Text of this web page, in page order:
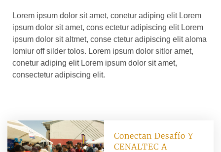
Lorem ipsum dolor sit amet, conetur adiping elit Lorem
ipsum dolor sit amet, cons ectetur adipiscing elit Lorem
ipsum dolor sit altmet, conse ctetur adipiscing elit aloma
lomiur off silder tolos. Lorem ipsum dolor sitlor amet,
conetur adiping elit Lorem ipsum dolor sit amet,
consectetur adipiscing elit.
Conectan Desafío Y
CENALTEC A